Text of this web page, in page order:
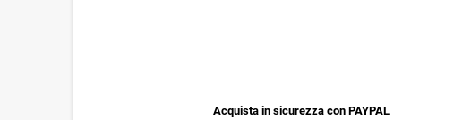
Acquista in sicurezza con PAYPAL